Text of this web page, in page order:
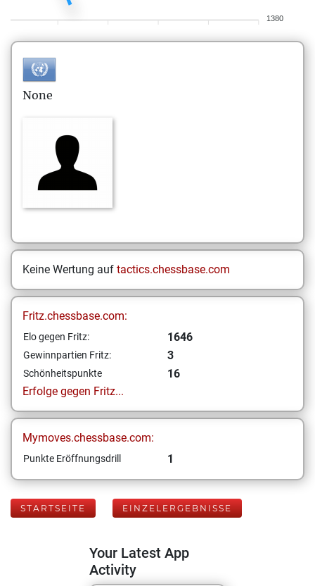
1380
None
Keine Wertung auf tactics.chessbase.com
Fritz.chessbase.com:
Elo gegen Fritz: 1646
Gewinnpartien Fritz: 3
Schönheitspunkte
16
Erfolge gegen Fritz...
Mymoves.chessbase.com:
Punkte Eröffnungsdrill 1
STARTSEITE EINZELERGEBNISSE
Your Latest App
Activity